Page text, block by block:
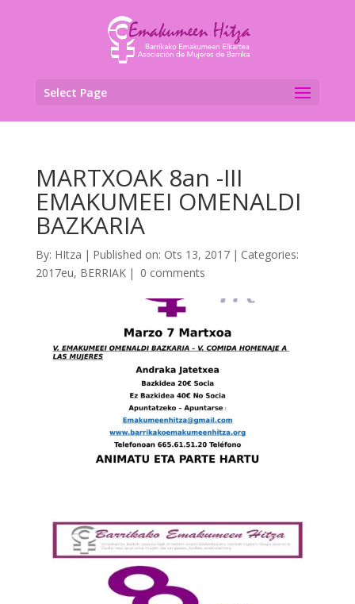
Select Page
MARTXOAK 8an -III
EMAKUMEEI OMENALDI
BAZKARIA
By: HItza | Published on: Ots 13, 2017 | Categories:
2017eu, BERRIAK | 0 comments